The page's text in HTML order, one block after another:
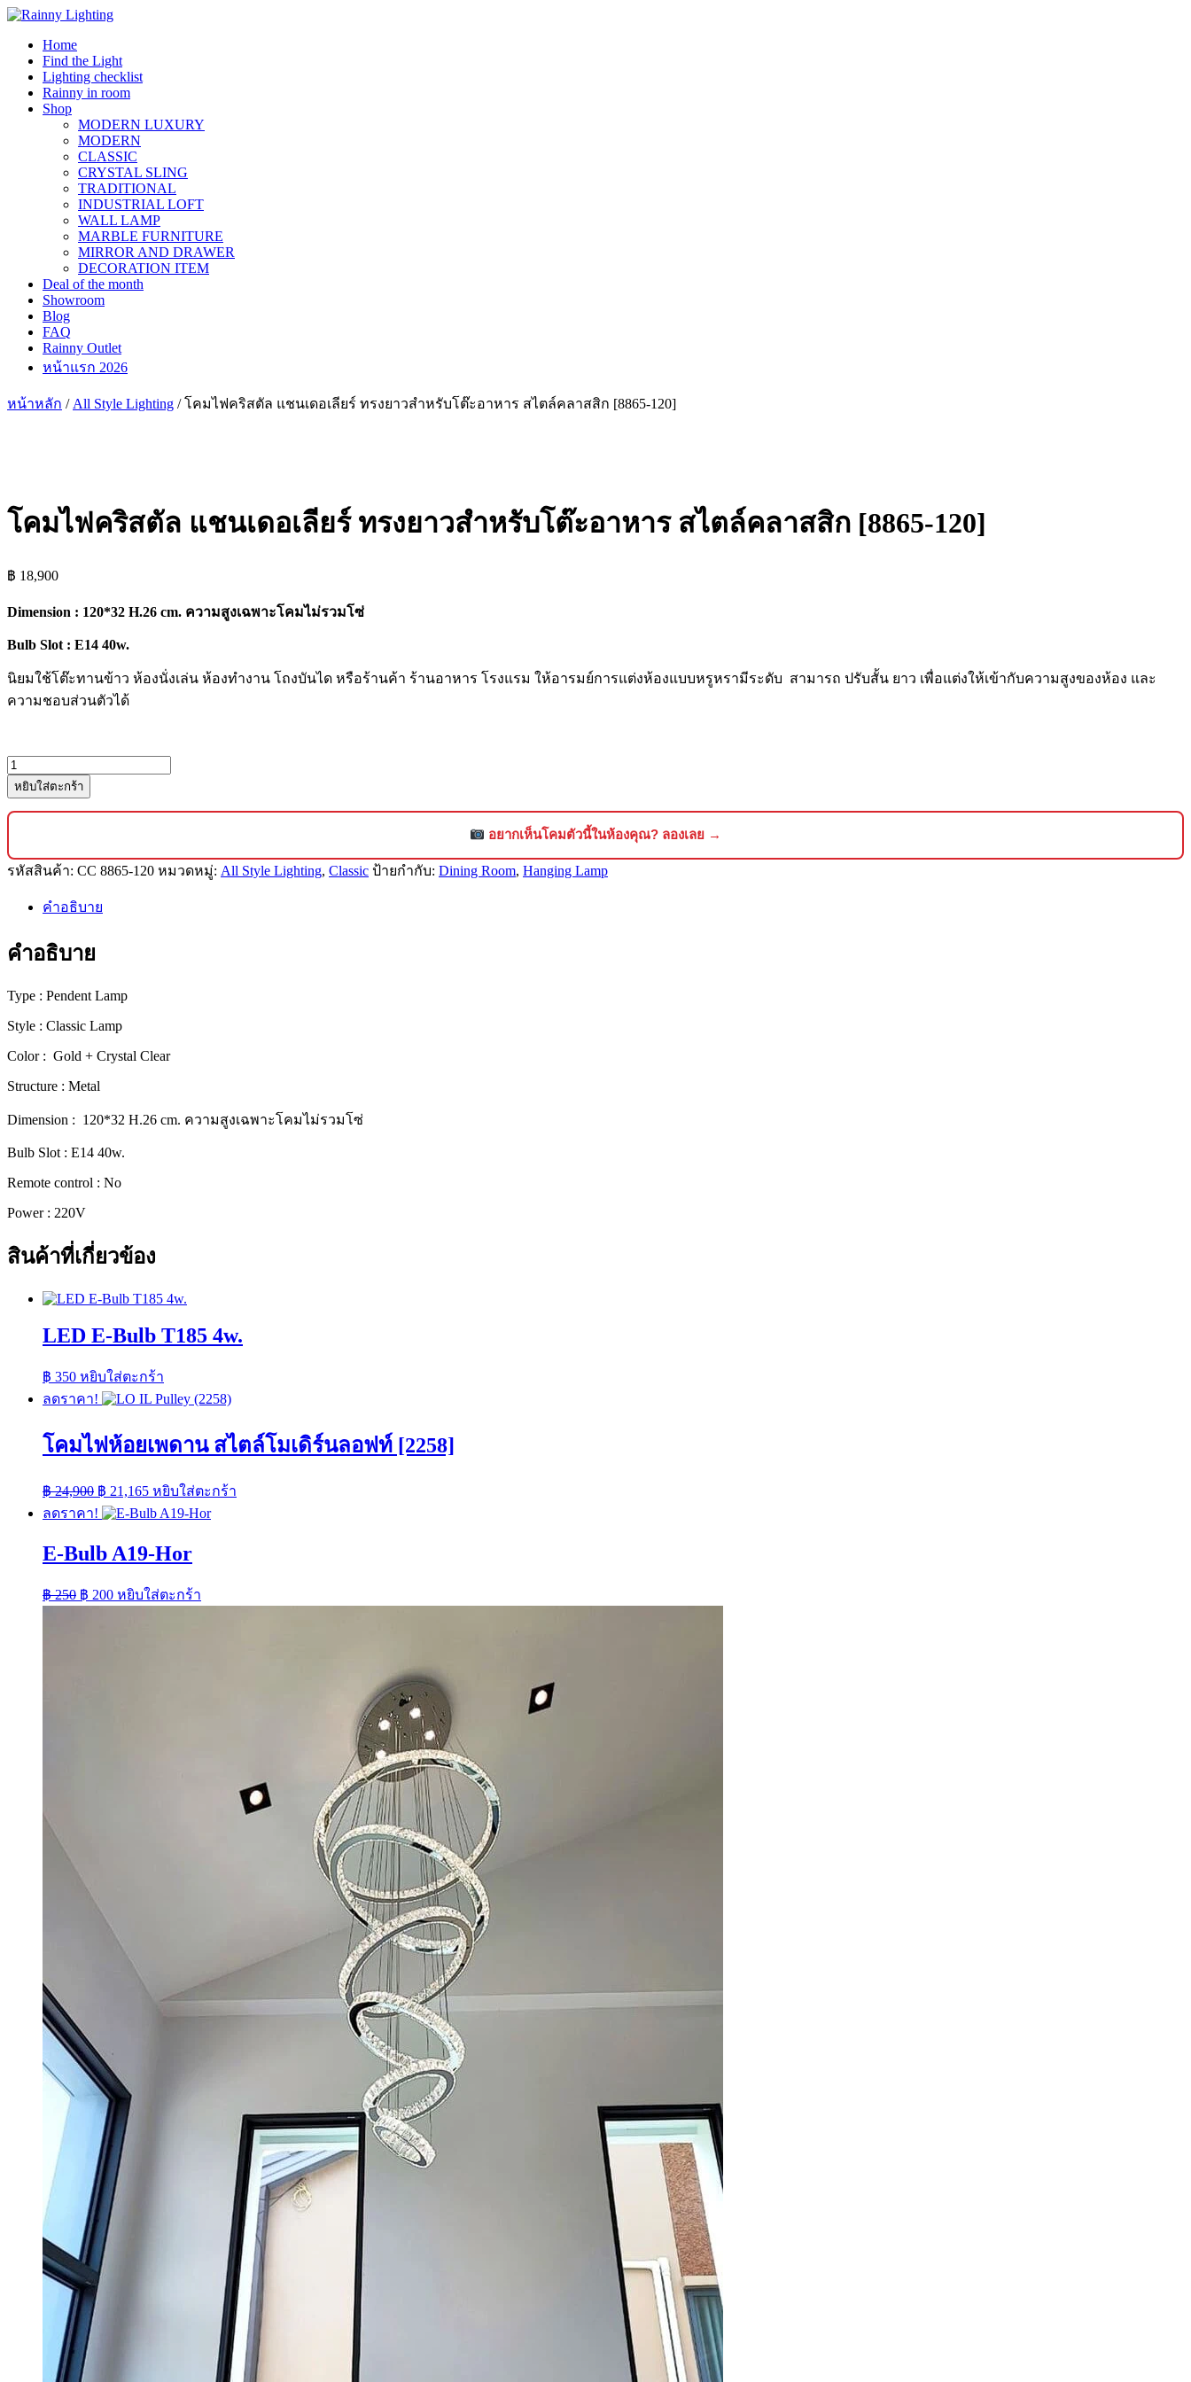
Skip
contentHome
Find the Light
Lighting checklist
Rainny in room
Shop
MODERN LUXURY
MODERN
CLASSIC
CRYSTAL SLING
TRADITIONAL
INDUSTRIAL LOFT
WALL LAMP
MARBLE FURNITURE
MIRROR AND DRAWER
DECORATION ITEM
Deal of the month
Showroom
Blog
FAQ
Rainny Outlet
หน้าแรก 2026
หน้าหลัก / All Style Lighting / โคมไฟคริสตัล แชนเดอเลียร์ ทรงยาวสำหรับโต๊ะอาหาร สไตล์คลาสสิก [8865-120]
โคมไฟคริสตัล แชนเดอเลียร์ ทรงยาวสำหรับโต๊ะอาหาร สไตล์คลาสสิก [8865-120]
฿ 18,900
Dimension : 120*32 H.26 cm. ความสูงเฉพาะโคมไม่รวมโซ่
Bulb Slot : E14 40w.
นิยมใช้โต๊ะทานข้าว ห้องนั่งเล่น ห้องทำงาน โถงบันได หรือร้านค้า ร้านอาหาร โรงแรม ให้อารมย์การแต่งห้องแบบหรูหรามีระดับ สามารถ ปรับสั้น ยาว เพื่อแต่งให้เข้ากับความสูงของห้อง และ
ความชอบส่วนตัวได้
จำนวน
โคม
ไฟ
แช
นเดอ
ทรง
ยาว
สำหรับ
อาหาร
สไตล์
[8865-
ชิ้น
หยิบใส่ตะกร้า
อยากเห็นโคมตัวนี้ในห้องคุณ? ลองเลย →
รหัสสินค้า: CC 8865-120 หมวดหมู่: All Style Lighting, Classic ป้ายกำกับ: Dining Room, Hanging Lamp
คำอธิบาย
คำอธิบาย
Type : Pendent Lamp
Style : Classic Lamp
Color : Gold + Crystal Clear
Structure : Metal
Dimension : 120*32 H.26 cm. ความสูงเฉพาะโคมไม่รวมโซ่
Bulb Slot : E14 40w.
Remote control : No
Power : 220V
สินค้าที่เกี่ยวข้อง
LED E-Bulb T185 4w.
฿ 350 หยิบใส่ตะกร้า
ลดราคา!
โคมไฟห้อยเพดาน สไตล์โมเดิร์นลอฟท์ [2258]
฿24,900 Original
price
was:
฿ 21,165 Current
price
is:
หยิบใส่ตะกร้า
ลดราคา!
E-Bulb A19-Hor
฿250 Original
price
฿ 200Current
price
หยิบใส่ตะกร้า